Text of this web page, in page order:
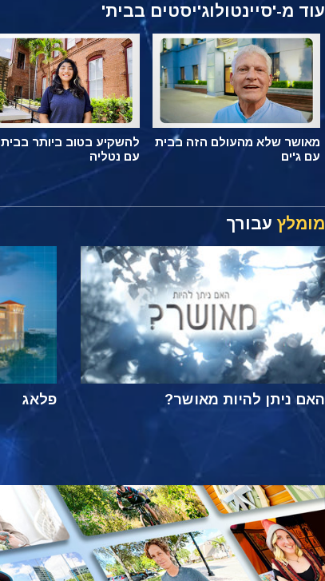
עוד מ-'סיינטולוג'יסטים בבית'
מאושר שלא מהעולם הזה בבית
עם ג'ים
להשקיע בטוב ביותר בבית
עם נטליה
מומלץעבורך
האם ניתן להיות מאושר? פלאג